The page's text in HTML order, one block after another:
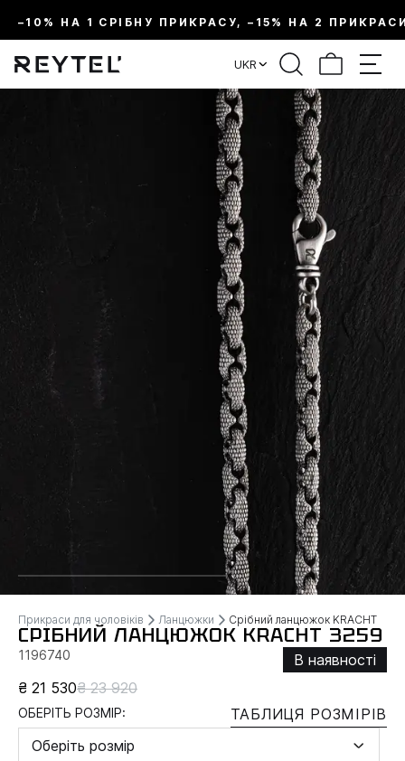
–10% НА 1 СРІБНУ ПРИКРАСУ, –15% НА 2
UKR
Прикраси для чоловіків Ланцюжки Срібний ланцюжок KRACHT
СРІБНИЙ ЛАНЦЮЖОК KRACHT 3259
1196740
В наявності
₴ 21 530₴ 23 920
ОБЕРІТЬ РОЗМІР:
ТАБЛИЦЯ РОЗМІРІВ
Оберіть розмір